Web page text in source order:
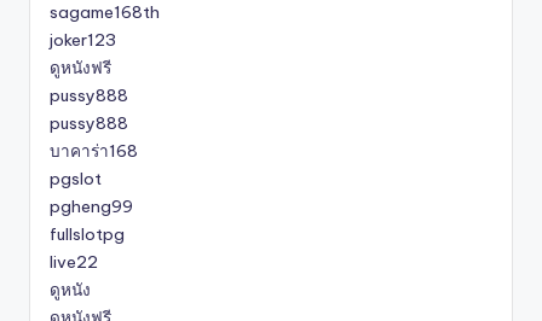
sagame168th
joker123
ดูหนังฟรี
pussy888
pussy888
บาคาร่า168
pgslot
pgheng99
fullslotpg
live22
ดูหนัง